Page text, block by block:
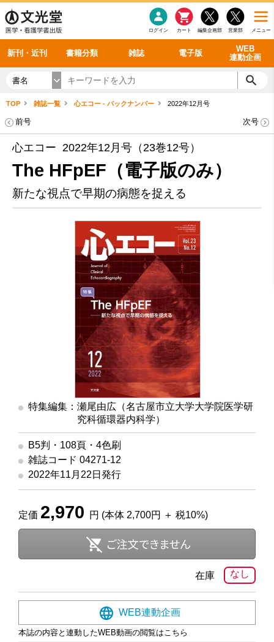
メニュー
営業部
編集企画部
カート
ログイン
新刊・近刊 書籍分類 雑誌 電子版
WEB
連動企画
感染症 老年医学
看護・介護
呼吸器
循環器
シリーズ一覧
雑誌投稿規定
理学療法
雑誌案内・年間購読 最新号 バックナンバー
電子書籍
電子雑誌
書籍「データに基づく臨床動作分析」WEB動画
書籍「眼手術学」WEB動画
書籍「神経症候学 II 改訂第二版」 WEB動画
新刊一覧
今後の発行予定
書名
TOP 雑誌一覧 心エコー - バックナンバー 2022年12月号
前号 次号
心エコー 2022年12月号（23巻12号）
The HFpEF（電子版のみ）
新たな視点で早期の病態を捉える
特集編集：瀬尾由広（名古屋市立大学大学院医学研
究科循環器内科学）
B5判・108頁・4色刷
雑誌コード 04271-12
2022年11月22日発行
定価 2,970 円 (本体 2,700円 ＋ 税10%)
なし
在庫
WEB連動企画
本誌の内容と連動したWEB動画の閲覧はこちら